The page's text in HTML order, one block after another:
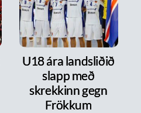
U18 ára landsliðið
slapp með
skrekkinn gegn
Frökkum